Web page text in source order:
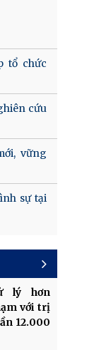
tổ chức
cứu
vững
sự tại
lý hơn
với trị
12.000